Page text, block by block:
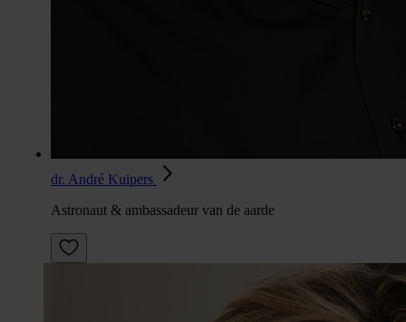
dr. André Kuipers
Astronaut & ambassadeur van de aarde